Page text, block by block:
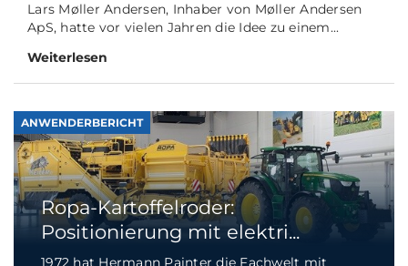
Lars Møller Andersen, Inhaber von Møller Andersen
ApS, hatte vor vielen Jahren die Idee zu einem...
Weiterlesen
ANWENDERBERICHT
Ropa-Kartoffelroder:
Positionierung mit elektri...
1972 hat Hermann Painter die Fachwelt mit